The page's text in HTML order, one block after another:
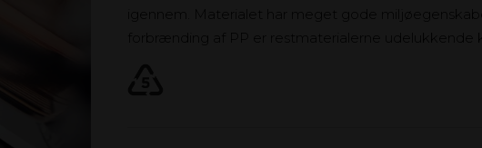
igennem. Materialet har meget gode
forbrænding af PP er restmaterialerne udelukkende